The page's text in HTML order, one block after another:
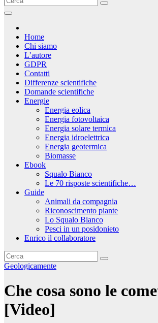
Home
Chi siamo
L’autore
GDPR
Contatti
Differenze scientifiche
Domande scientifiche
Energie
Energia eolica
Energia fotovoltaica
Energia solare termica
Energia idroelettrica
Energia geotermica
Biomasse
Ebook
Squalo Bianco
Le 70 risposte scientifiche…
Guide
Animali da compagnia
Riconoscimento piante
Lo Squalo Bianco
Pesci in un posidonieto
Enrico il collaboratore
Geologicamente
Che cosa sono le
[Video]